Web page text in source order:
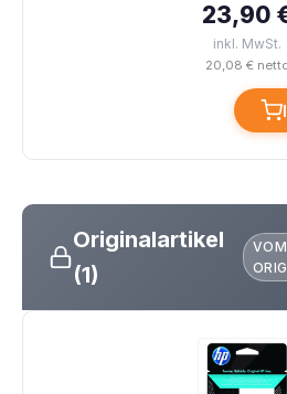
Originalartikel
(1)
VOM
23,90
inkl. MwSt.
20,08 €